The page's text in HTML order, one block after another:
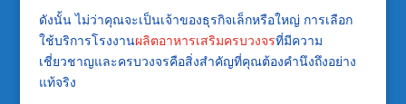
ดังนั้น ไม่ว่าคุณจะเป็นเจ้าของธุรกิจเล็กหรือใหญ่ การเลือก
ใช้บริการโรงงานผลิตอาหารเสริมครบวงจรที่มีความ
เชี่ยวชาญและครบวงจรคือสิ่งสำคัญที่คุณต้องคำนึงถึงอย่าง
แท้จริง